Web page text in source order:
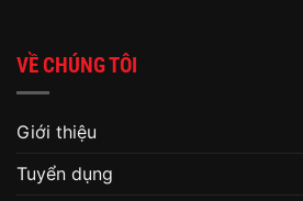
VỀ CHÚNG TÔI
Giới thiệu
Tuyển dụng